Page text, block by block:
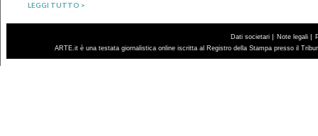
LEGGI TUTTO >
Dati societari | Note legali |
ARTE.it è una testata giornalistica online iscritta al Registro della Stampa presso il